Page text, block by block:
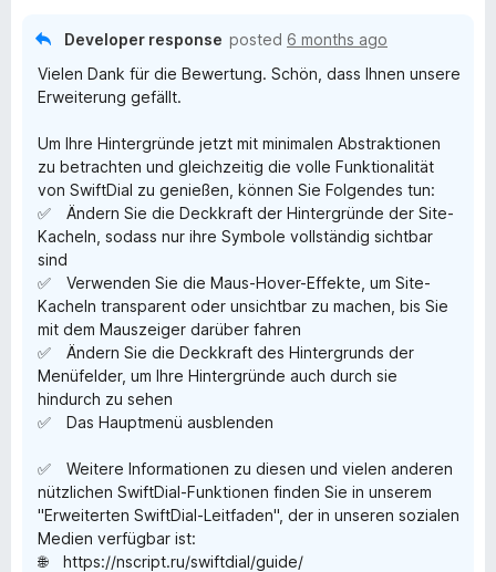
D
a
l
Developer response posted 6 months ago
Vielen Dank für die Bewertung. Schön, dass Ihnen unsere
Erweiterung gefällt.
Um Ihre Hintergründe jetzt mit minimalen Abstraktionen
zu betrachten und gleichzeitig die volle Funktionalität
von SwiftDial zu genießen, können Sie Folgendes tun:
✅ Ändern Sie die Deckkraft der Hintergründe der Site-
Kacheln, sodass nur ihre Symbole vollständig sichtbar
sind
✅ Verwenden Sie die Maus-Hover-Effekte, um Site-
Kacheln transparent oder unsichtbar zu machen, bis Sie
mit dem Mauszeiger darüber fahren
✅ Ändern Sie die Deckkraft des Hintergrunds der
Menüfelder, um Ihre Hintergründe auch durch sie
hindurch zu sehen
✅ Das Hauptmenü ausblenden
✅ Weitere Informationen zu diesen und vielen anderen
nützlichen SwiftDial-Funktionen finden Sie in unserem
"Erweiterten SwiftDial-Leitfaden", der in unseren sozialen
Medien verfügbar ist:
🌐 https://nscript.ru/swiftdial/guide/